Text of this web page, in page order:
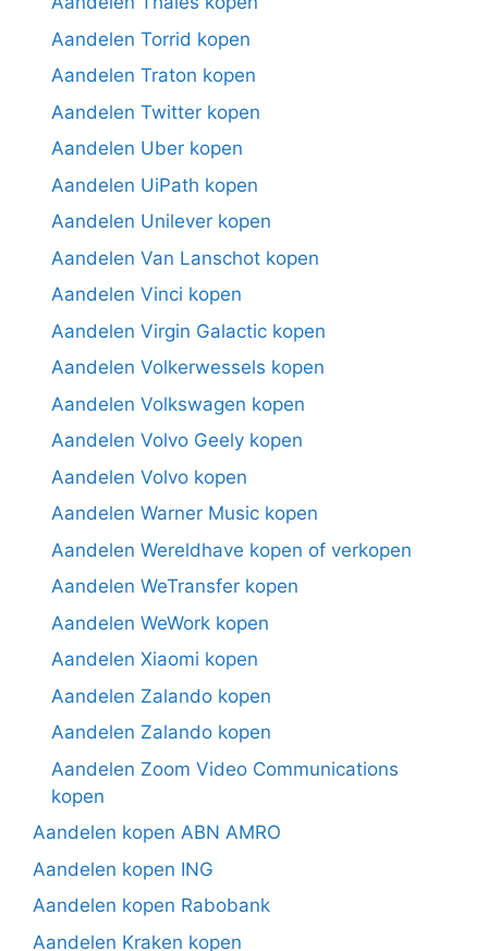
Aandelen Torrid kopen
Aandelen Traton kopen
Aandelen Twitter kopen
Aandelen Uber kopen
Aandelen UiPath kopen
Aandelen Unilever kopen
Aandelen Van Lanschot kopen
Aandelen Vinci kopen
Aandelen Virgin Galactic kopen
Aandelen Volkerwessels kopen
Aandelen Volkswagen kopen
Aandelen Volvo Geely kopen
Aandelen Volvo kopen
Aandelen Warner Music kopen
Aandelen Wereldhave kopen of verkopen
Aandelen WeTransfer kopen
Aandelen WeWork kopen
Aandelen Xiaomi kopen
Aandelen Zalando kopen
Aandelen Zalando kopen
Aandelen Zoom Video Communications
kopen
Aandelen kopen ABN AMRO
Aandelen kopen ING
Aandelen kopen Rabobank
Aandelen Kraken kopen